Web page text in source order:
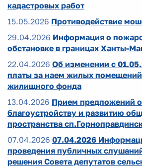
кадастровых работ
15.05.2026 Противодействие
29.04.2026 Информация о
обстановке в границах Ханты-
22.04.2026 Об изменении с
платы за наем жилых
жилищного фонда
13.04.2026 Прием предложений
благоустройству и развитию
пространства
07.04.2026 07.04.2026
проведения публичных
решения Совета депутатов